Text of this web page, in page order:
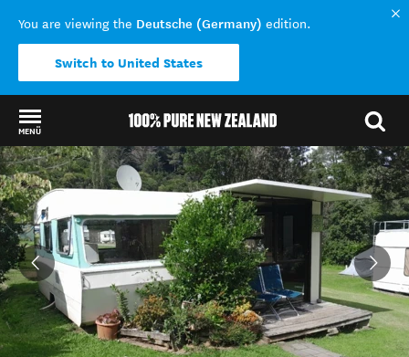
You are viewing the Deutsche (Germany) edition.
Switch to United States
MENÜ
Back to my results